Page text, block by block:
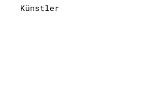
Künstler